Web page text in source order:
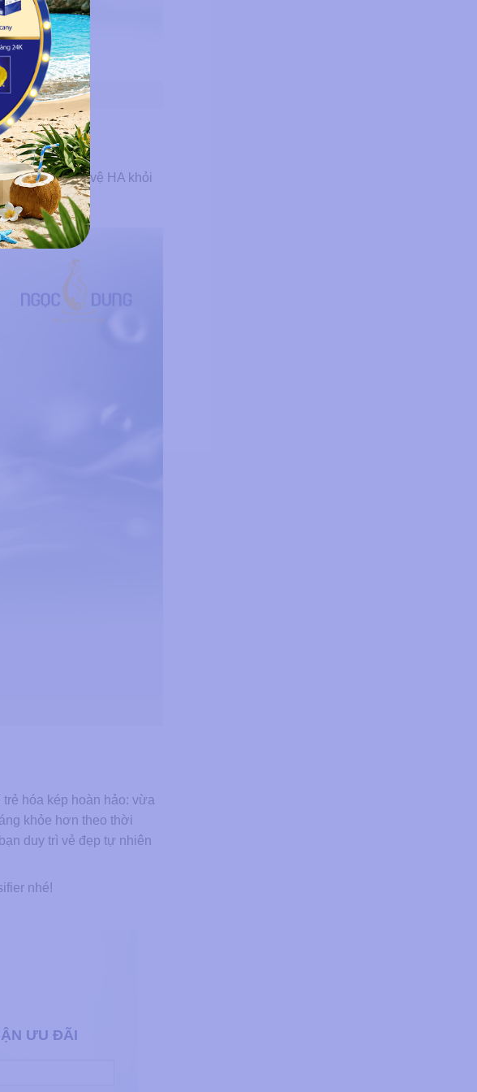
chỉ giúp bảo vệ HA khỏi
hóa kép hoàn hảo: vừa
khỏe hơn theo thời
duy trì vẻ đẹp tự nhiên
nhé!
ƯU ĐÃI